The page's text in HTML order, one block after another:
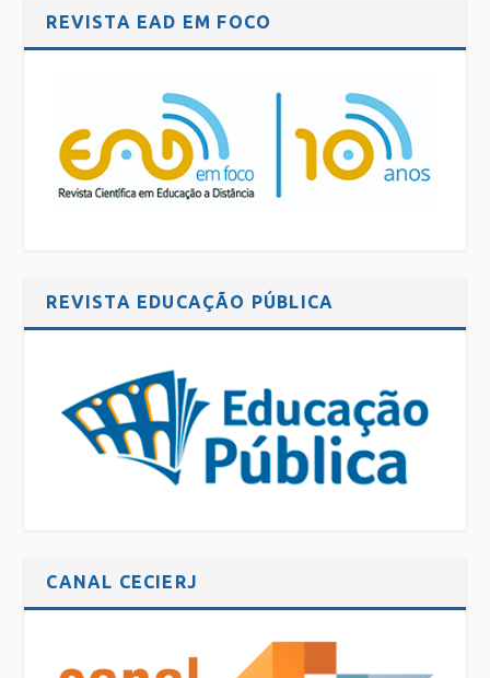
REVISTA EAD EM FOCO
REVISTA EDUCAÇÃO PÚBLICA
CANAL CECIERJ